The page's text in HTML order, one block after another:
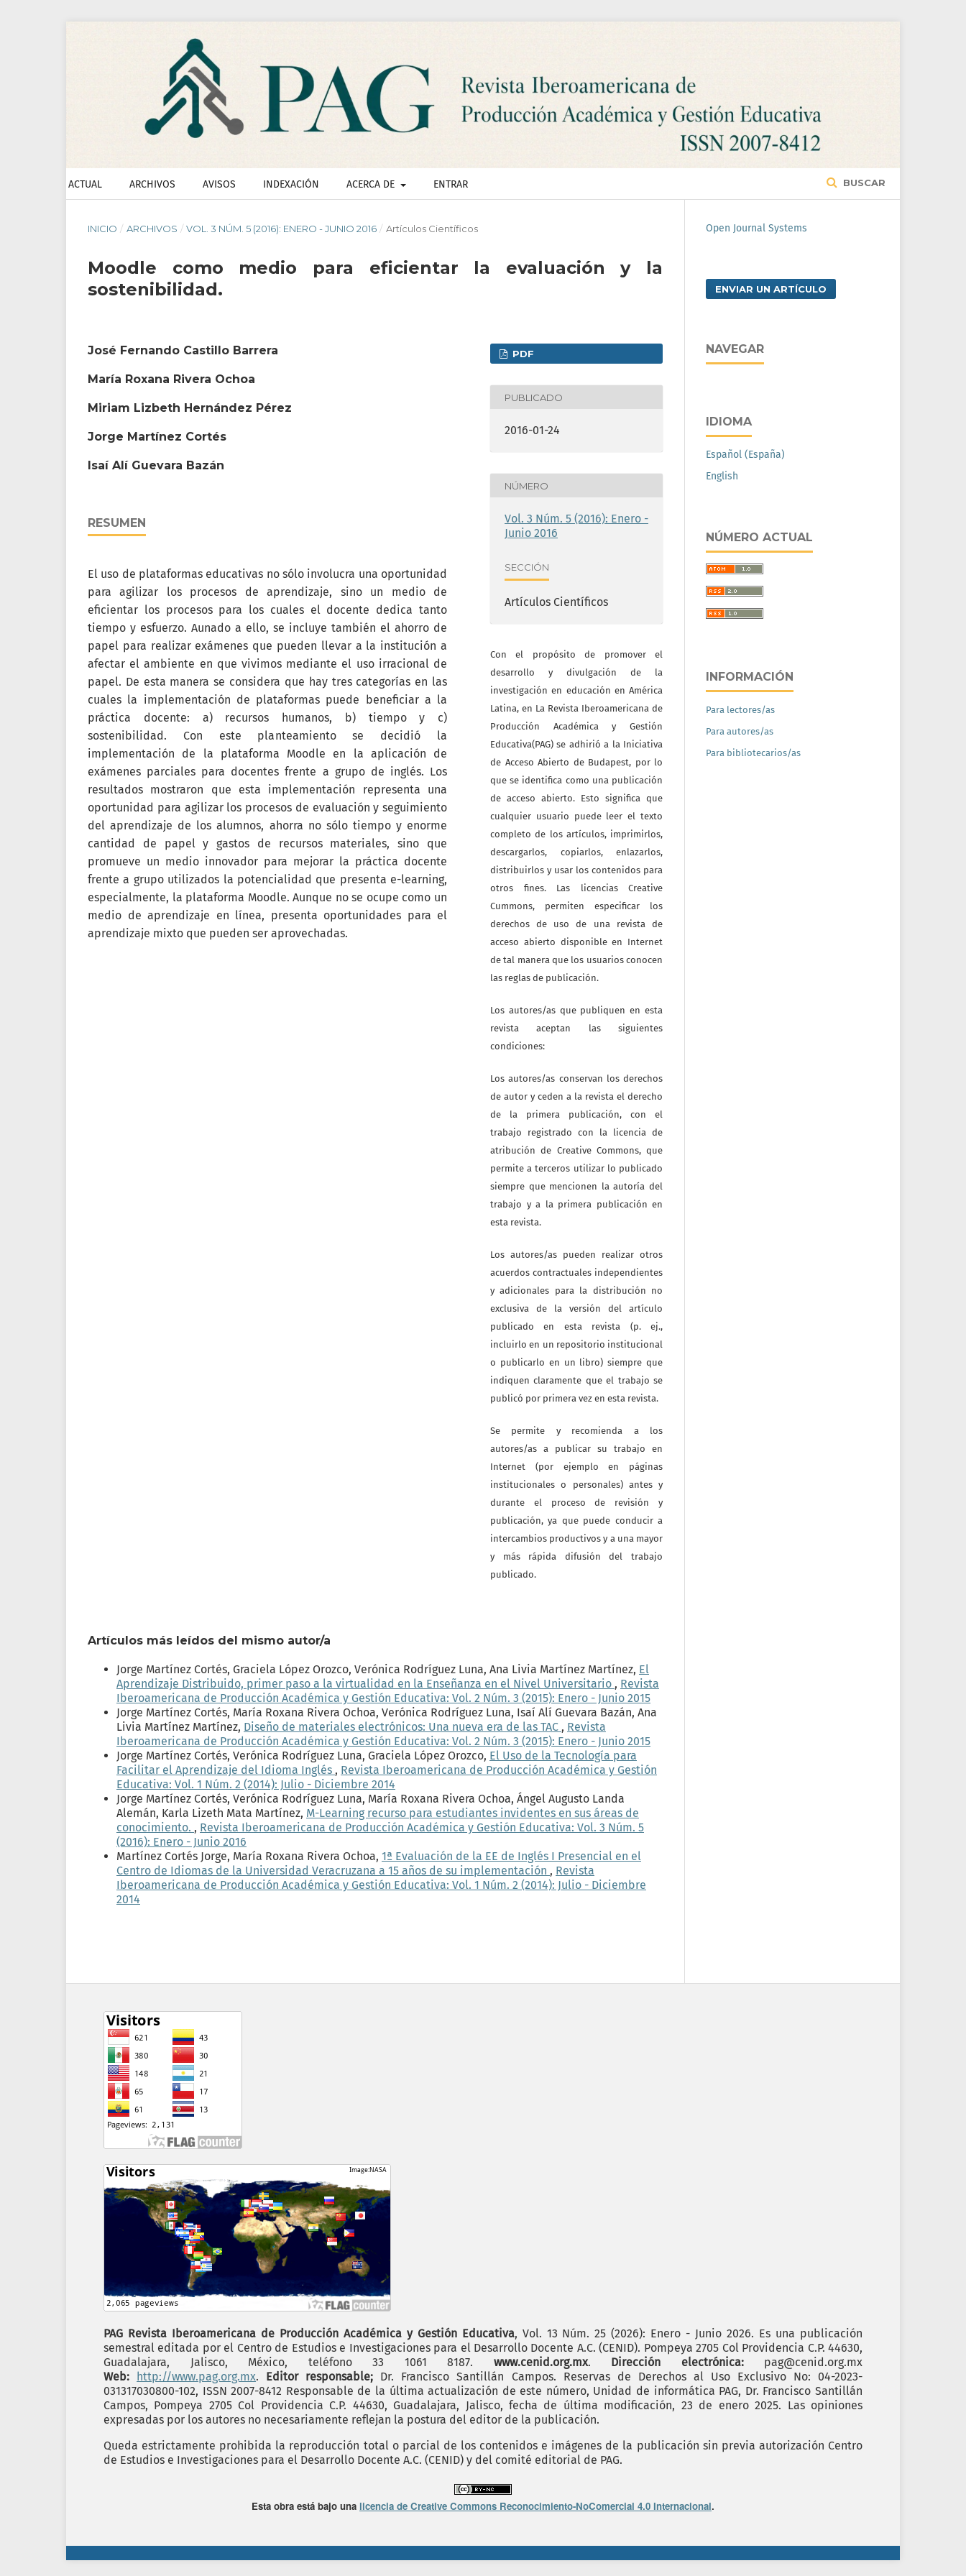
ACTUAL ARCHIVOS AVISOS INDEXACIÓN ACERCA DE ENTRAR BUSCAR
INICIO / ARCHIVOS / VOL. 3 NÚM. 5 (2016): ENERO - JUNIO 2016 / Artículos Científicos
Moodle como medio para eficientar la evaluación y la
sostenibilidad.
José Fernando Castillo Barrera
María Roxana Rivera Ochoa
Miriam Lizbeth Hernández Pérez
Jorge Martínez Cortés
Isaí Alí Guevara Bazán
RESUMEN
El uso de plataformas educativas no sólo involucra una oportunidad
para agilizar los procesos de aprendizaje, sino un medio de
eficientar los procesos para los cuales el docente dedica tanto
tiempo y esfuerzo. Aunado a ello, se incluye también el ahorro de
papel para realizar exámenes que pueden llevar a la institución a
afectar el ambiente en que vivimos mediante el uso irracional de
papel. De esta manera se considera que hay tres categorías en las
cuales la implementación de plataformas puede beneficiar a la
práctica docente: a) recursos humanos, b) tiempo y c)
sostenibilidad. Con este planteamiento se decidió la
implementación de la plataforma Moodle en la aplicación de
exámenes parciales para docentes frente a grupo de inglés. Los
resultados mostraron que esta implementación representa una
oportunidad para agilizar los procesos de evaluación y seguimiento
del aprendizaje de los alumnos, ahorra no sólo tiempo y enorme
cantidad de papel y gastos de recursos materiales, sino que
promueve un medio innovador para mejorar la práctica docente
frente a grupo utilizados la potencialidad que presenta e-learning,
especialmente, la plataforma Moodle. Aunque no se ocupe como un
medio de aprendizaje en línea, presenta oportunidades para el
aprendizaje mixto que pueden ser aprovechadas.
PDF
PUBLICADO
2016-01-24
NÚMERO
Vol. 3 Núm. 5 (2016): Enero -
Junio 2016
SECCIÓN
Artículos Científicos
Con el propósito de promover el
desarrollo y divulgación de la
investigación en educación en América
Latina, en La Revista Iberoamericana de
Producción Académica y Gestión
Educativa(PAG) se adhirió a la Iniciativa
de Acceso Abierto de Budapest, por lo
que se identifica como una publicación
de acceso abierto. Esto significa que
cualquier usuario puede leer el texto
completo de los artículos, imprimirlos,
descargarlos, copiarlos, enlazarlos,
distribuirlos y usar los contenidos para
otros fines. Las licencias Creative
Cummons, permiten especificar los
derechos de uso de una revista de
acceso abierto disponible en Internet
de tal manera que los usuarios conocen
las reglas de publicación.
Los autores/as que publiquen en esta
revista aceptan las siguientes
condiciones:
Los autores/as conservan los derechos
de autor y ceden a la revista el derecho
de la primera publicación, con el
trabajo registrado con la licencia de
atribución de Creative Commons, que
permite a terceros utilizar lo publicado
siempre que mencionen la autoría del
trabajo y a la primera publicación en
esta revista.
Los autores/as pueden realizar otros
acuerdos contractuales independientes
y adicionales para la distribución no
exclusiva de la versión del artículo
publicado en esta revista (p. ej.,
incluirlo en un repositorio institucional
o publicarlo en un libro) siempre que
indiquen claramente que el trabajo se
publicó por primera vez en esta revista.
Se permite y recomienda a los
autores/as a publicar su trabajo en
Internet (por ejemplo en páginas
institucionales o personales) antes y
durante el proceso de revisión y
publicación, ya que puede conducir a
intercambios productivos y a una mayor
y más rápida difusión del trabajo
publicado.
Artículos más leídos del mismo autor/a
Jorge Martínez Cortés, Graciela López Orozco, Verónica Rodríguez Luna, Ana Livia Martínez Martínez, El
Aprendizaje Distribuido, primer paso a la virtualidad en la Enseñanza en el Nivel Universitario , Revista
Iberoamericana de Producción Académica y Gestión Educativa: Vol. 2 Núm. 3 (2015): Enero - Junio 2015
Jorge Martínez Cortés, María Roxana Rivera Ochoa, Verónica Rodríguez Luna, Isaí Alí Guevara Bazán, Ana
Livia Martínez Martínez, Diseño de materiales electrónicos: Una nueva era de las TAC , Revista
Iberoamericana de Producción Académica y Gestión Educativa: Vol. 2 Núm. 3 (2015): Enero - Junio 2015
Jorge Martínez Cortés, Verónica Rodríguez Luna, Graciela López Orozco, El Uso de la Tecnología para
Facilitar el Aprendizaje del Idioma Inglés , Revista Iberoamericana de Producción Académica y Gestión
Educativa: Vol. 1 Núm. 2 (2014): Julio - Diciembre 2014
Jorge Martínez Cortés, Verónica Rodríguez Luna, María Roxana Rivera Ochoa, Ángel Augusto Landa
Alemán, Karla Lizeth Mata Martínez, M-Learning recurso para estudiantes invidentes en sus áreas de
conocimiento. , Revista Iberoamericana de Producción Académica y Gestión Educativa: Vol. 3 Núm. 5
(2016): Enero - Junio 2016
Martínez Cortés Jorge, María Roxana Rivera Ochoa, 1ª Evaluación de la EE de Inglés I Presencial en el
Centro de Idiomas de la Universidad Veracruzana a 15 años de su implementación , Revista
Iberoamericana de Producción Académica y Gestión Educativa: Vol. 1 Núm. 2 (2014): Julio - Diciembre
2014
Open Journal Systems
ENVIAR UN ARTÍCULO
NAVEGAR
IDIOMA
Español (España)
English
NÚMERO ACTUAL
INFORMACIÓN
Para lectores/as
Para autores/as
Para bibliotecarios/as
PAG Revista Iberoamericana de Producción Académica y Gestión Educativa, Vol. 13 Núm. 25 (2026): Enero - Junio 2026. Es una publicación
semestral editada por el Centro de Estudios e Investigaciones para el Desarrollo Docente A.C. (CENID). Pompeya 2705 Col Providencia C.P. 44630,
Guadalajara, Jalisco, México, teléfono 33 1061 8187. www.cenid.org.mx. Dirección electrónica: pag@cenid.org.mx
Web:
http://www.pag.org.mx. Editor responsable; Dr. Francisco Santillán Campos. Reservas de Derechos al Uso Exclusivo No: 04-2023-
031317030800-102, ISSN 2007-8412 Responsable de la última actualización de este número, Unidad de informática PAG, Dr. Francisco Santillán
Campos, Pompeya 2705 Col Providencia C.P. 44630, Guadalajara, Jalisco, fecha de última modificación, 23 de enero 2025. Las opiniones
expresadas por los autores no necesariamente reflejan la postura del editor de la publicación.
Queda estrictamente prohibida la reproducción total o parcial de los contenidos e imágenes de la publicación sin previa autorización Centro
de Estudios e Investigaciones para el Desarrollo Docente A.C. (CENID) y del comité editorial de PAG.
Esta obra está bajo una licencia de Creative Commons Reconocimiento-NoComercial 4.0 Internacional.